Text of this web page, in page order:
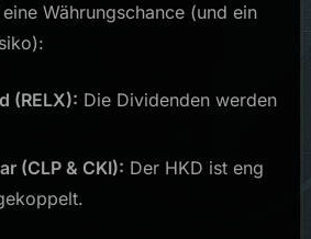
Währungschance (und ein
(RELX): Die Dividenden werden
(CLP & CKI): Der HKD ist eng